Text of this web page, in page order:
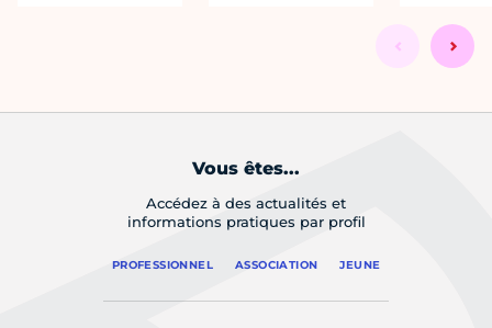
Vous êtes...
Accédez à des actualités et
informations pratiques par profil
PROFESSIONNEL ASSOCIATION JEUNE